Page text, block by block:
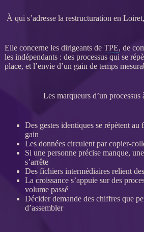
À qui s’adresse la restructuration en
Elle concerne les dirigeants de TPE, de
les indépendants : des processusqui se
place, et l’envie d’un gain de temps
Les marqueurs d’un processus
Des gestes identiques se répètent au
gain
Les donnéescirculent par copier-
Si une personne précise manque,
s’arrête
Des fichiers intermédiaires relient
La croissance s’appuie sur des
volume passé
Décider demande des chiffres que
d’assembler